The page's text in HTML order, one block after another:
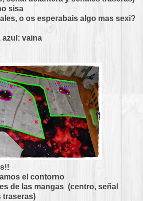
sisa
o os esperabais algo mas sexi?
azul: vaina
el contorno
de las mangas (centro, señal
traseras)